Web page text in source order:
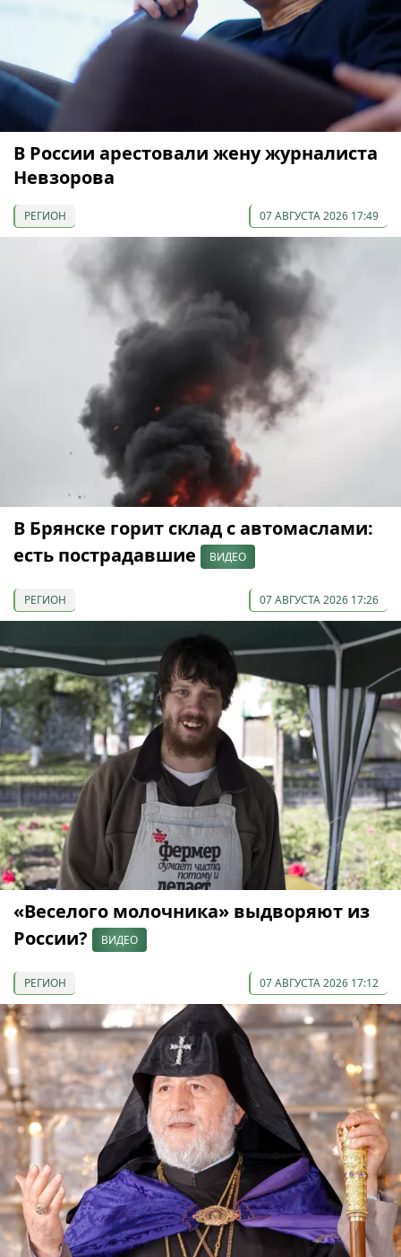
В России арестовали жену журналиста
Невзорова
РЕГИОН 07 АВГУСТА 2026 17:49
В Брянске горит склад с автомаслами:
есть пострадавшие
ВИДЕО
РЕГИОН 07 АВГУСТА 2026 17:26
«Веселого молочника» выдворяют из
России?
ВИДЕО
РЕГИОН 07 АВГУСТА 2026 17:12